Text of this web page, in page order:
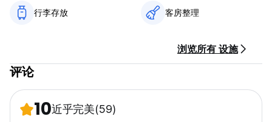
行李存放 客房整理
浏览所有 设施
评论
10近乎完美(59)